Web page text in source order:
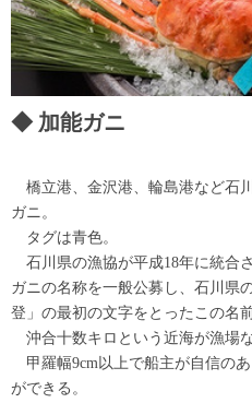
加能ガニ
橋立港、金沢港、輪島港など石
ガニ。
タグは青色。
石川県の漁協が平成18年に統合
ガニの名称を一般公募し、石川県
登」の最初の文字をとったこの名
沖合十数キロという近海が漁場
甲羅幅9cm以上で船主が自信の
ができる。